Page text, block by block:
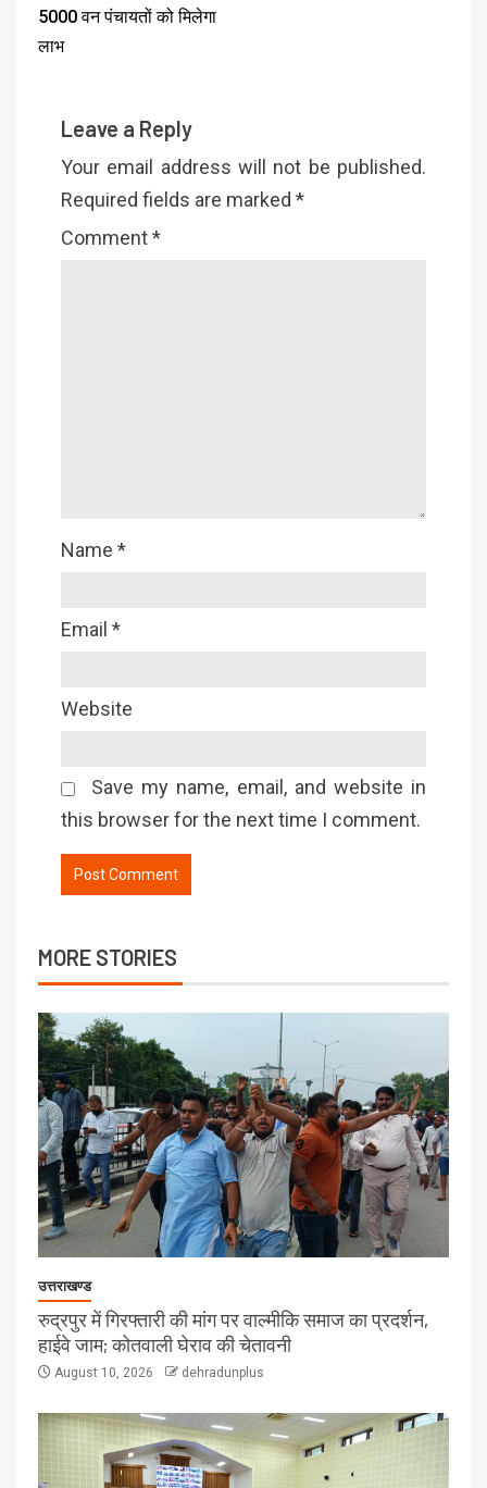
5000 वन पंचायतों को मिलेगा
लाभ
Leave a Reply
Your email address will not be published.
Required fields are marked *
Comment*
Name *
Email *
Website
Save my name, email, and website in
this browser for the next time I comment.
MORE STORIES
उत्तराखण्ड
रुद्रपुर में गिरफ्तारी की मांग पर वाल्मीकि समाज का प्रदर्शन,
हाईवे जाम; कोतवाली घेराव की चेतावनी
August 10, 2026 dehradunplus